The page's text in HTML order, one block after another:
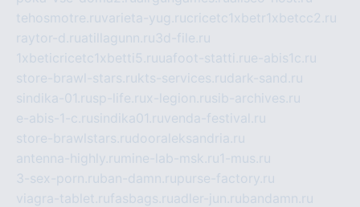
tehosmotre.ruvarieta-yug.rucricetc1xbetr1xbetcc2.ru
raytor-d.ruatillagunn.ru3d-file.ru
1xbeticricetc1xbetti5.ruuafoot-statti.rue-abis1c.ru
store-brawl-stars.rukts-services.rudark-sand.ru
sindika-01.rusp-life.rux-legion.rusib-archives.ru
e-abis-1-c.rusindika01.ruvenda-festival.ru
store-brawlstars.rudooraleksandria.ru
antenna-highly.ru mine-lab-msk.ru1-mus.ru
3-sex-porn.ruban-damn.rupurse-factory.ru
viagra-tablet.rufasbags.ruadler-jun.rubandamn.ru